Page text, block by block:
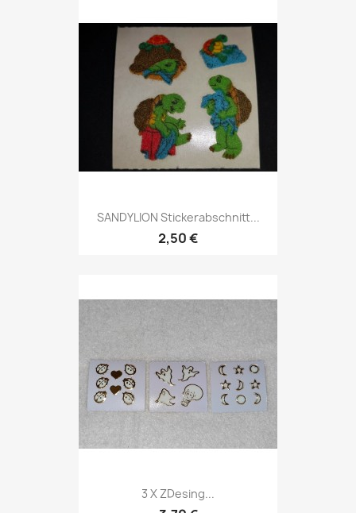
SANDYLION Stickerabschnitt...
2,50 €
3 X ZDesing...